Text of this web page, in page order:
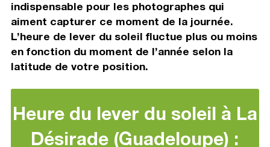
indispensable pour les photographes qui
aiment capturer ce moment de la journée.
L’heure de lever du soleil fluctue plus ou moins
en fonction du moment de l’année selon la
latitude de votre position.
Heure du lever du soleil à La
Désirade (Guadeloupe) :